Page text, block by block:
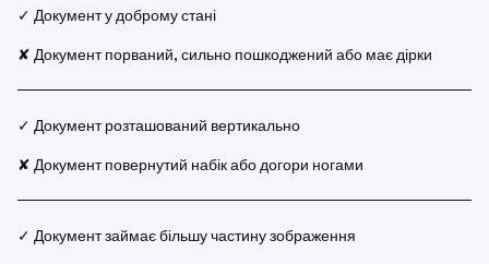
✓ Документ у доброму стані
✘ Документ порваний, сильно пошкоджений або має дірки
✓ Документ розташований вертикально
✘ Документ повернутий набік або догори ногами
✓ Документ займає більшу частину зображення